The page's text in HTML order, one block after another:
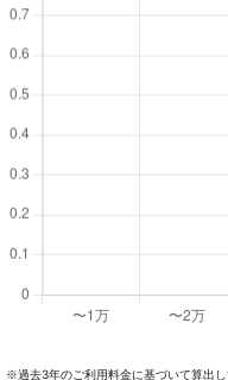
※過去3年のご利⽤料⾦に基づいて算出